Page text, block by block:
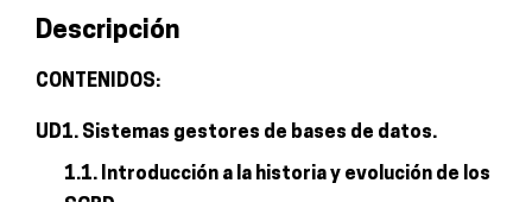
Descripción
CONTENIDOS:
UD1. Sistemas gestores de bases de datos.
1.1. Introducción a la historia y evolución de los